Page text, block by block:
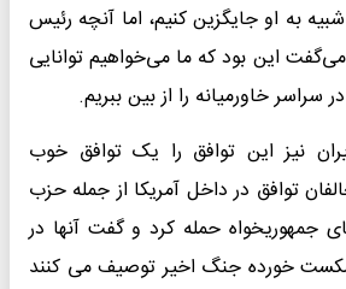
به او جایگزین کنیم، اما آنچه رئیس
این بود که ما می‌خواهیم توانایی
سراسر خاورمیانه را از بین ببریم.
نیز این توافق را یک توافق خوب
توافق در داخل آمریکا از جمله حزب
جمهوریخواه حمله کرد و گفت آنها در
خورده جنگ اخیر توصیف می کنند